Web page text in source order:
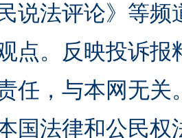
说法评论》等
点。反映投诉
任，与本网无
国法律和公民